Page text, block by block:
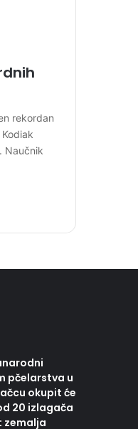
rekordan
Naučnik
pčelarstva u
okupit će
20 izlagača
zemalja